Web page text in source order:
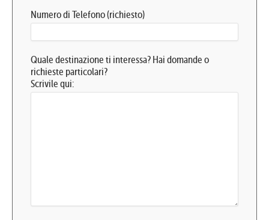
Numero di Telefono (richiesto)
Quale destinazione ti interessa? Hai domande o
richieste particolari?
Scrivile qui: